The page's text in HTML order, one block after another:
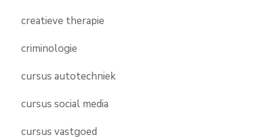
creatieve therapie
criminologie
cursus autotechniek
cursus social media
cursus vastgoed